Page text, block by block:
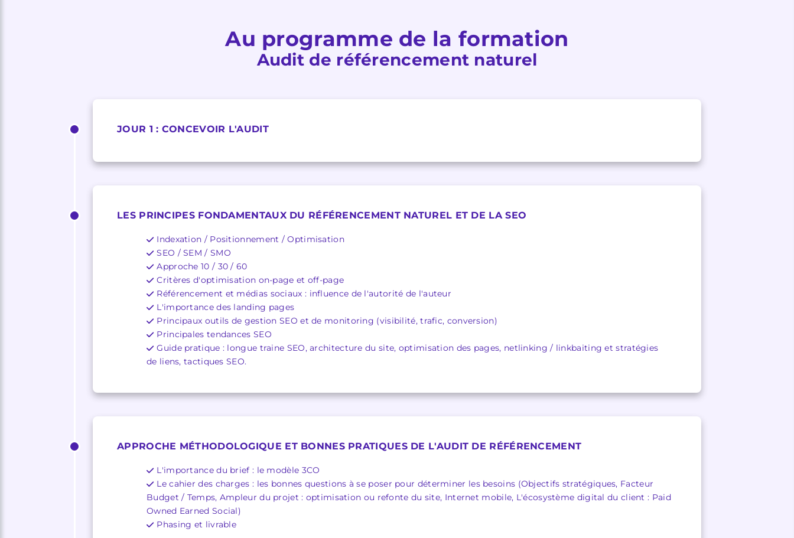
Au programme de la formation
Audit de référencement naturel
JOUR 1 : CONCEVOIR L'AUDIT
LES PRINCIPES FONDAMENTAUX DU RÉFÉRENCEMENT NATUREL ET DE LA SEO
Indexation / Positionnement / Optimisation
SEO / SEM / SMO
Approche 10 / 30 / 60
Critères d'optimisation on-page et off-page
Référencement et médias sociaux : influence de l'autorité de l'auteur
L'importance des landing pages
Principaux outils de gestion SEO et de monitoring (visibilité, trafic, conversion)
Principales tendances SEO
Guide pratique : longue traine SEO, architecture du site, optimisation des pages, netlinking / linkbaiting et stratégies
de liens, tactiques SEO.
APPROCHE MÉTHODOLOGIQUE ET BONNES PRATIQUES DE L'AUDIT DE RÉFÉRENCEMENT
L'importance du brief : le modèle 3CO
Le cahier des charges : les bonnes questions à se poser pour déterminer les besoins (Objectifs stratégiques, Facteur
Budget / Temps, Ampleur du projet : optimisation ou refonte du site, Internet mobile, L'écosystème digital du client : Paid
Owned Earned Social)
Phasing et livrable